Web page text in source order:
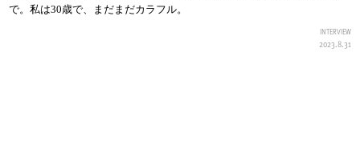
で。私は30歳で、まだまだカラフル。
INTERVIEW
2023.8.31